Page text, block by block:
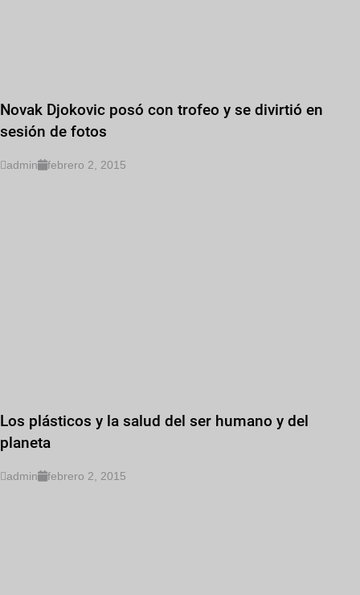
Novak Djokovic posó con trofeo y se divirtió en
sesión de fotos
admin febrero 2, 2015
Los plásticos y la salud del ser humano y del
planeta
admin febrero 2, 2015